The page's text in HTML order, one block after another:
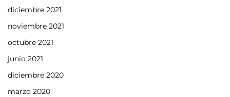
diciembre 2021
noviembre 2021
octubre 2021
junio 2021
diciembre 2020
marzo 2020